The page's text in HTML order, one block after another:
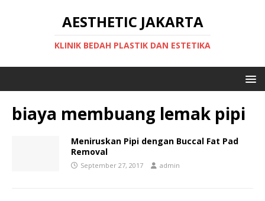
AESTHETIC JAKARTA
KLINIK BEDAH PLASTIK DAN ESTETIKA
biaya membuang lemak pipi
Meniruskan Pipi dengan Buccal Fat Pad
Removal
September 27, 2017 admin